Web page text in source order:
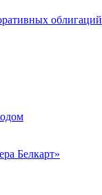
облигаций
Белкарт»